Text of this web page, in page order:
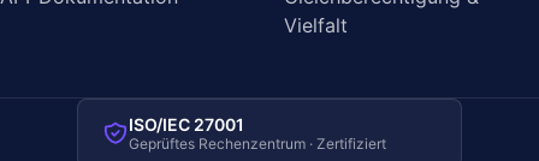
Vielfalt
ISO/IEC 27001
Geprüftes Rechenzentrum · Zertifiziert